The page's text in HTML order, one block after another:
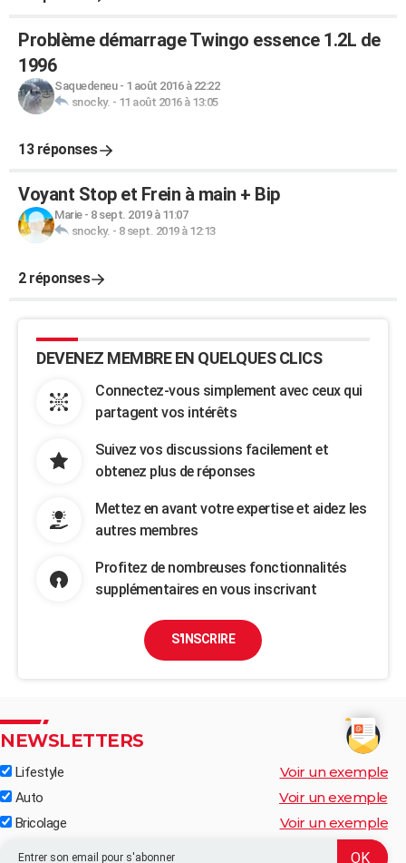
Problème démarrage Twingo essence 1.2L de
1996
Saquedeneu- 1 août 2016 à 22:22
snocky. - 11 août 2016 à 13:05
13 réponses
Voyant Stop et Frein à main + Bip
Marie- 8 sept. 2019 à 11:07
snocky. - 8 sept. 2019 à 12:13
2 réponses
DEVENEZ MEMBRE EN QUELQUES CLICS
Connectez-vous simplement avec ceux qui
partagent vos intérêts
Suivez vos discussions facilement et
obtenez plus de réponses
Mettez en avant votre expertise et aidez les
autres membres
Profitez de nombreuses fonctionnalités
supplémentaires en vous inscrivant
S'INSCRIRE
NEWSLETTERS
Lifestyle Voir un exemple
Auto Voir un exemple
Bricolage Voir un exemple